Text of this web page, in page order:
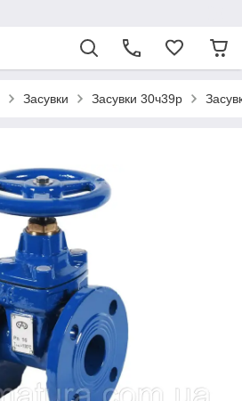
Засувки Засувки 30ч39р